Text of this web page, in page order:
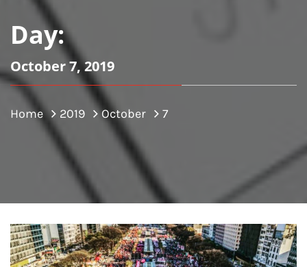
Day:
October 7, 2019
Home 2019 October 7